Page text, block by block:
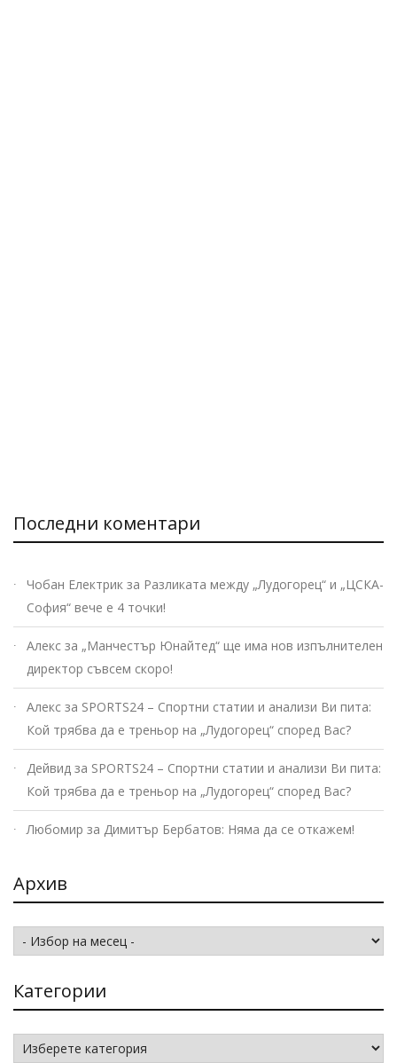
Последни коментари
Чобан Електрик за Разликата между „Лудогорец“ и „ЦСКА-
София“ вече е 4 точки!
Алекс за „Манчестър Юнайтед“ ще има нов изпълнителен
директор съвсем скоро!
Алекс за SPORTS24 – Спортни статии и анализи Ви пита:
Кой трябва да е треньор на „Лудогорец“ според Вас?
Дейвид за SPORTS24 – Спортни статии и анализи Ви пита:
Кой трябва да е треньор на „Лудогорец“ според Вас?
Любомир за Димитър Бербатов: Няма да се откажем!
Архив
Архив
Категории
Категории